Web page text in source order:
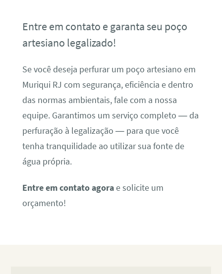
Entre em contato e garanta seu poço
artesiano legalizado!
Se você deseja perfurar um poço artesiano em
Muriqui RJ com segurança, eficiência e dentro
das normas ambientais, fale com a nossa
equipe. Garantimos um serviço completo — da
perfuração à legalização — para que você
tenha tranquilidade ao utilizar sua fonte de
água própria.
Entre em contato agorae solicite um
orçamento!